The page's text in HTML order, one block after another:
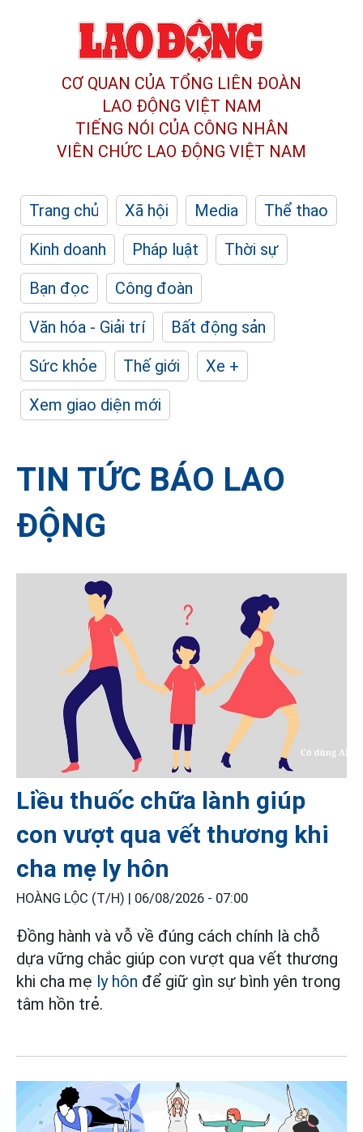
CƠ QUAN CỦA TỔNG LIÊN ĐOÀN
LAO ĐỘNG VIỆT NAM
TIẾNG NÓI CỦA CÔNG NHÂN
VIÊN CHỨC LAO ĐỘNG VIỆT NAM
Trang chủ Xã hội Media
Thể thao
Kinh doanh
Pháp luật
Thời sự
Bạn đọc
Công đoàn
Văn hóa - Giải trí
Bất động sản
Sức khỏe
Thế giới
Xe +
Xem giao diện mới
TIN TỨC BÁO LAO
ĐỘNG
Liều thuốc chữa lành giúp
con vượt qua vết thương khi
cha mẹ ly hôn
HOÀNG LỘC (T/H) | 06/08/2026 - 07:00
Đồng hành và vỗ về đúng cách chính là chỗ
dựa vững chắc giúp con vượt qua vết thương
khi cha mẹ ly hôn để giữ gìn sự bình yên trong
tâm hồn trẻ.